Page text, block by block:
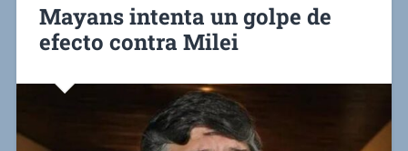
Mayans intenta un golpe de
efecto contra Milei